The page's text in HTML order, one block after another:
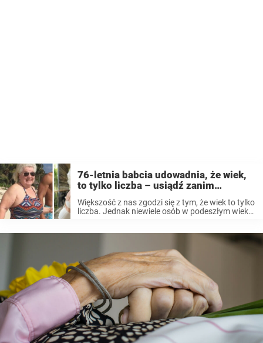
76-letnia babcia udowadnia, że wiek,
to tylko liczba – usiądź zanim
zobaczysz, jak wygląda
Większość z nas zgodzi się z tym, że wiek to tylko
liczba. Jednak niewiele osób w podeszłym wieku
przekroczyła 70 lat opowiada o tym, ...